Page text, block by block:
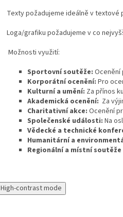
Texty požadujeme ideálně v textové
Loga/grafiku požadujeme v co
Možnosti využití:
Sportovní soutěže:
Korporátní ocenění: Pro
Kulturní a umění: Za přínos
Akademická ocenění: Za
Charitativní akce: Ocenění
Společenské události: Na
Vědecké a technické
Humanitární a
Regionální a místní soutěže
High-contrast mode